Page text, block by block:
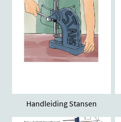
Handleiding Stansen